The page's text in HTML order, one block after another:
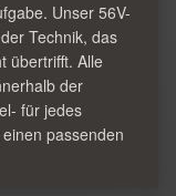
Unser 56V-
Technik, das
übertrifft. Alle
der
für jedes
passenden